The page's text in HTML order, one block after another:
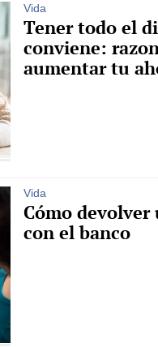
Vida
Tener todo el
conviene:
aumentar tu
Vida
Cómo
con el banco